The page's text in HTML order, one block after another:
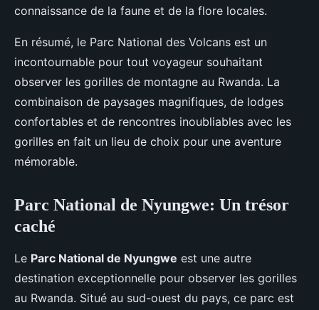
connaissance de la faune et de la flore locales.
En résumé, le Parc National des Volcans est un
incontournable pour tout voyageur souhaitant
observer les gorilles de montagne au Rwanda. La
combinaison de paysages magnifiques, de lodges
confortables et de rencontres inoubliables avec les
gorilles en fait un lieu de choix pour une aventure
mémorable.
Parc National de Nyungwe: Un trésor
caché
Le Parc National de Nyungwe est une autre
destination exceptionnelle pour observer les gorilles
au Rwanda. Situé au sud-ouest du pays, ce parc est